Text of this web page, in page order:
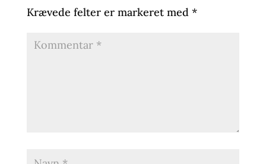
Krævede felter er markeret med *